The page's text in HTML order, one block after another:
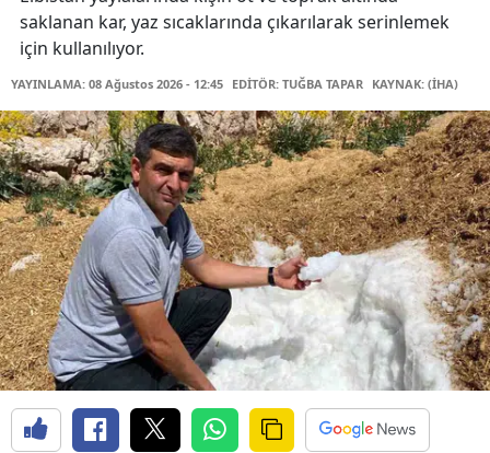
saklanan kar, yaz sıcaklarında çıkarılarak serinlemek
için kullanılıyor.
YAYINLAMA: 08 Ağustos 2026 - 12:45 EDİTÖR: TUĞBA TAPAR KAYNAK: (İHA)